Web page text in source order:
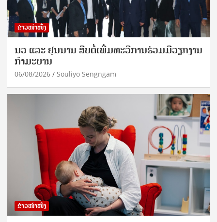
ຂ່າວໜ້າໜຶ່ງ
ນວ ແລະ ຢຸນນານ ສືບຕໍ່ເພີ່ມທະວີການຮ່ວມມືວຽກງານ
ກຳມະບານ
06/08/2026 Souliyo Sengngam
ຂ່າວໜ້າໜຶ່ງ